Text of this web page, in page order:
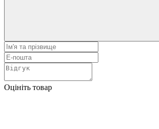
Оцініть товар